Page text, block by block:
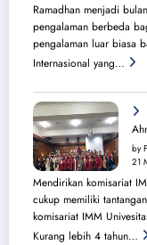
Ramadhan menjadi
pengalaman berbeda
pengalaman luar biasa
Internasional yang…
by
21
Mendirikan komisariat
cukup memiliki
komisariat IMM
Kurang lebih 4 tahun…